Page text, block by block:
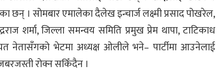
छन् । सोमबार एमालेका दैलेख इन्चार्ज लक्ष्मी प्रसाद पोखरेल,
शर्मा, जिल्ला समन्वय समिति प्रमुख प्रेम थापा, टाटिकाध
नेतासँगको भेटमा अध्यक्ष ओलीले भने– पार्टीमा आउनेलाई
रोक्न सकिँदैन ।